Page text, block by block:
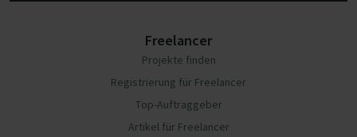
Freelancer
Projekte finden
Registrierung für Freelancer
Top-Auftraggeber
Artikel für Freelancer